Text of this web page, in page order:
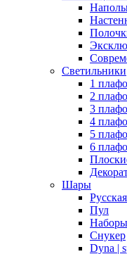
Светильники
1
2
3
4
5
6
Шары
Пул
Наборы
Снукер
Dyna |